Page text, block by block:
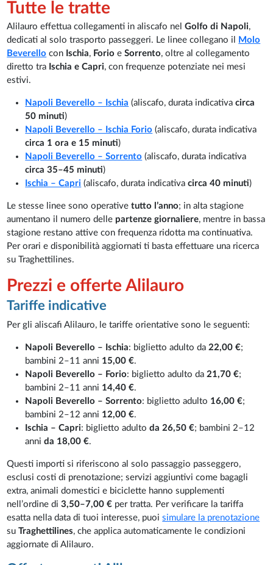
Tutte le tratte
Alilauro effettua collegamenti in aliscafo nelGolfo di Napoli,
dedicati al solo trasporto passeggeri. Le linee collegano il
Molo
Beverello con Ischia, ForioeSorrento, oltre al collegamento
diretto tra Ischia e Capri, con frequenze potenziate nei mesi
estivi.
Napoli Beverello – Ischia (aliscafo, durata indicativacirca
50 minuti)
Napoli Beverello – Ischia Forio (aliscafo, durata indicativa
circa 1 ora e 15 minuti)
Napoli Beverello – Sorrento (aliscafo, durata indicativa
circa 35–45 minuti)
Ischia – Capri (aliscafo, durata indicativacirca 40 minuti)
Le stesse linee sono operativetutto l’anno; in alta stagione
aumentano il numero delle partenze giornaliere, mentre in bassa
stagione restano attive con frequenza ridotta ma continuativa.
Per orari e disponibilità aggiornati ti basta effettuare una ricerca
su Traghettilines.
Prezzi e offerte Alilauro
Tariffe indicative
Per gli aliscafi Alilauro, le tariffe orientative sono le seguenti:
Napoli Beverello – Ischia: biglietto adulto da 22,00 €;
bambini 2–11 anni 15,00 €.
Napoli Beverello – Forio: biglietto adulto da 21,70 €;
bambini 2–11 anni 14,40 €.
Napoli Beverello – Sorrento: biglietto adulto 16,00 €;
bambini 2–12 anni 12,00 €.
Ischia – Capri: biglietto adultoda 26,50 €; bambini 2–12
annida 18,00 €.
Questi importi si riferiscono al solo passaggio passeggero,
esclusi costi di prenotazione; servizi aggiuntivi come bagagli
extra, animali domestici e biciclette hanno supplementi
nell’ordine di3,50–7,00 € per tratta. Per verificare la tariffa
esatta nella data di tuoi interesse, puoisimulare la prenotazione
suTraghettilines, che applica automaticamente le condizioni
aggiornate di Alilauro.